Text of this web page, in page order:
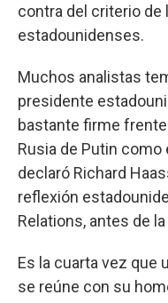
contra del criterio de
estadounidenses.
Muchos analistas
presidente
bastante firme
Rusia de Putin como
declaró Richard
reflexión
Relations, antes de
Es la cuarta vez que
se reúne con su